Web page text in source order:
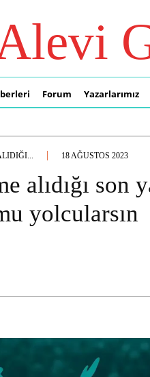
Forum Yazarlarımız
18 AĞUSTOS 2023
alıdığı son
yolcularsın